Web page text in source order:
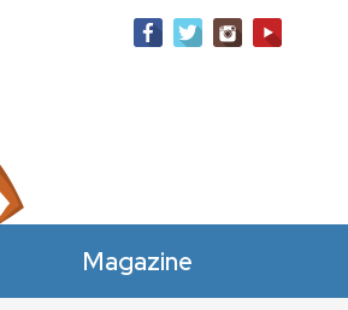
Magazine